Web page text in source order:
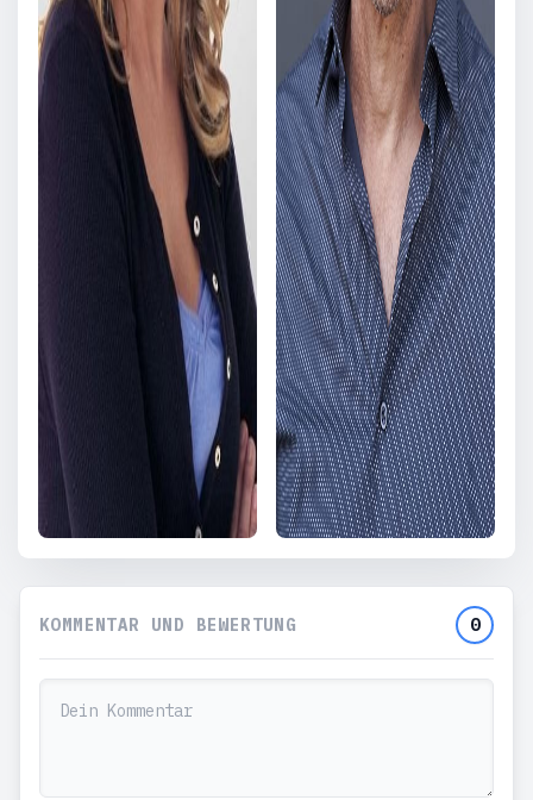
KOMMENTAR UND BEWERTUNG 0